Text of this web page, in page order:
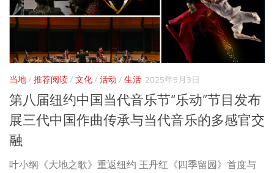
当地/ 推荐阅读/ 文化/ 活动 / 生活 2025年9月3日
第八届纽约中国当代音乐节“乐动”节目发布
展三代中国作曲传承与当代音乐的多感官交
融
叶小纲《大地之歌》重返纽约 王丹红《四季留园》首度与